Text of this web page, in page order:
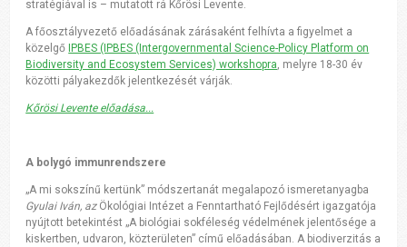
stratégiával is – mutatott rá Kőrösi Levente.
A főosztályvezető előadásának zárásaként felhívta a figyelmet a
közelgő IPBES (IPBES (Intergovernmental Science-Policy Platform on
Biodiversity and Ecosystem Services) workshopra, melyre 18-30 év
közötti pályakezdők jelentkezését várják.
Kőrösi Levente előadása...
A bolygó immunrendszere
„A mi sokszínű kertünk” módszertanát megalapozó ismeretanyagba
Gyulai Iván, az Ökológiai Intézet a Fenntartható Fejlődésért igazgatója
nyújtott betekintést „A biológiai sokféleség védelmének jelentősége a
kiskertben, udvaron, közterületen” című előadásában. A biodiverzitás a